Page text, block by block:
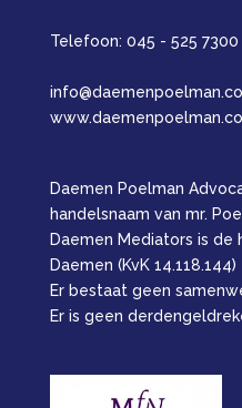
Telefoon: 045 - 525 7300
Daemen Poelman
handelsnaam van mr.
Daemen Mediators is de
Daemen (KvK 14.118.144)
Er bestaat geen
Er is geen